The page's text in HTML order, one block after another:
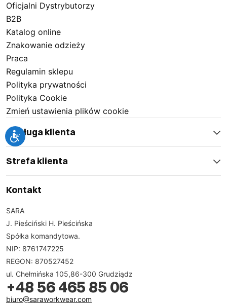
Oficjalni Dystrybutorzy
B2B
Katalog online
Znakowanie odzieży
Praca
Regulamin sklepu
Polityka prywatności
Polityka Cookie
Zmień ustawienia plików cookie
Obsługa klienta
Strefa klienta
Kontakt
SARA
J. Pieściński H. Pieścińska
Spółka komandytowa.
NIP: 8761747225
REGON: 870527452
ul. Chełmińska 105,86-300 Grudziądz
+48 56 465 85 06
biuro@saraworkwear.com